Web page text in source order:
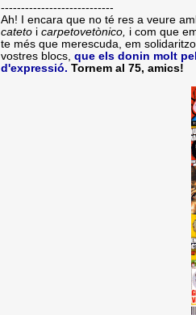
----------------------------
Ah! I encara que no té res a veure
cateto icarpetovetònico, i com que
te més que merescuda, em
vostres blocs,que els donin molt
d'expressió. Tornem al 75, amics!